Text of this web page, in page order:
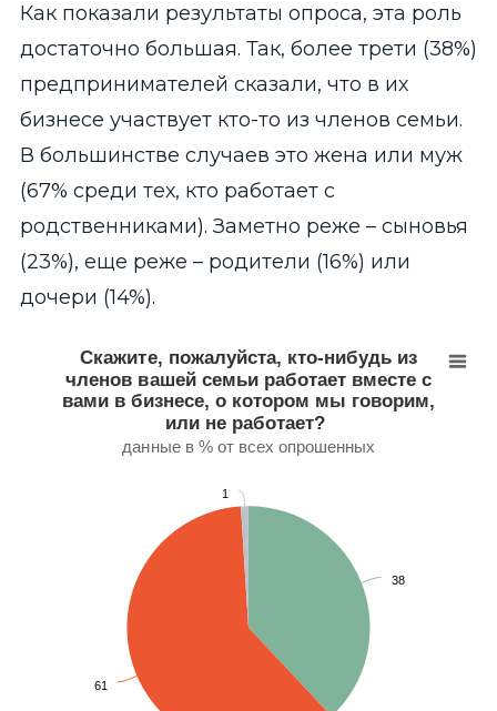
Как показали результаты опроса, эта роль
достаточно большая. Так, более трети (38%)
предпринимателей сказали, что в их
бизнесе участвует кто-то из членов семьи.
В большинстве случаев это жена или муж
(67% среди тех, кто работает с
родственниками). Заметно реже – сыновья
(23%), еще реже – родители (16%) или
дочери (14%).
Pie chart with 3 slices.
данные в % от всех опрошенных
View as data table, Скажите, пожалуйста, кто-нибудь из
Скажите, пожалуйста, кто-нибудь из
членов вашей семьи работает вместе с
вами в бизнесе, о котором мы говорим,
или не работает?
данные в % от всех опрошенных
38
61
1